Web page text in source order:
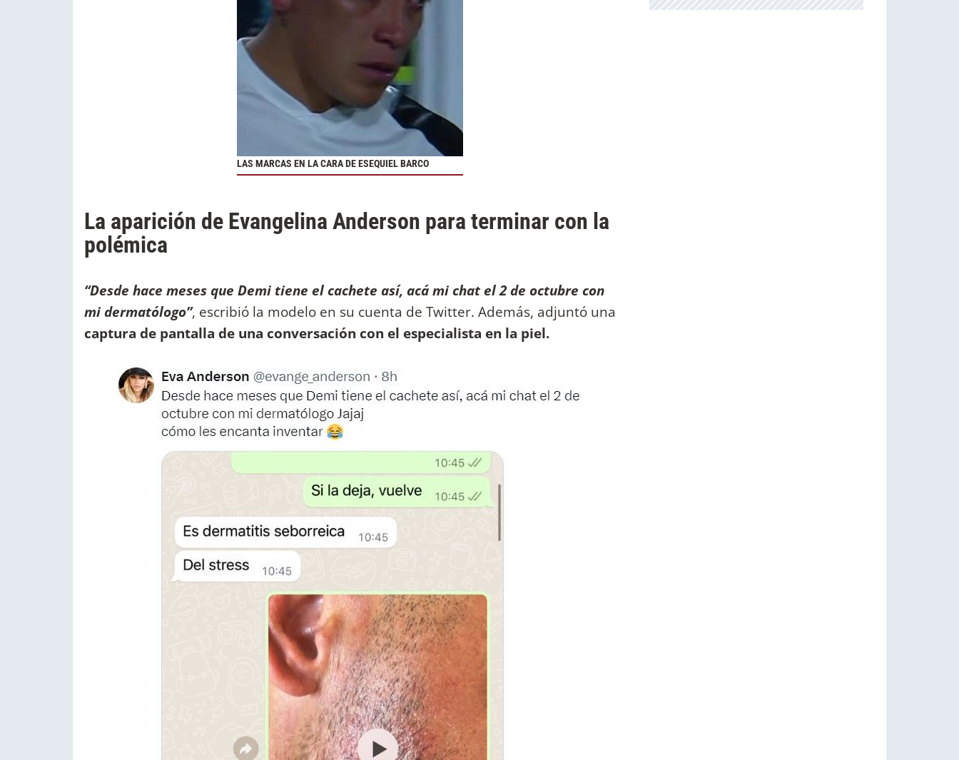
LAS MARCAS EN LA CARA DE ESEQUIEL BARCO
La aparición de Evangelina Anderson para terminar con la
polémica
“Desde hace meses que Demi tiene el cachete así, acá mi chat el 2 de octubre con
mi dermatólogo”, escribió la modelo en su cuenta de Twitter. Además, adjuntó una
captura de pantalla de una conversación con el especialista en la piel.